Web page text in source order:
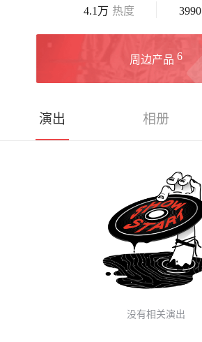
4.1万 热度 3990
周边产品 6
演出 相册
没有相关演出